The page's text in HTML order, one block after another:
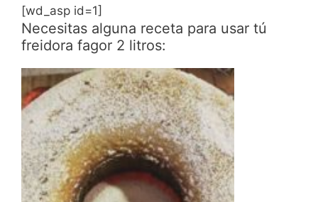
[wd_asp id=1]
Necesitas alguna receta para usar tú
freidora fagor 2 litros: